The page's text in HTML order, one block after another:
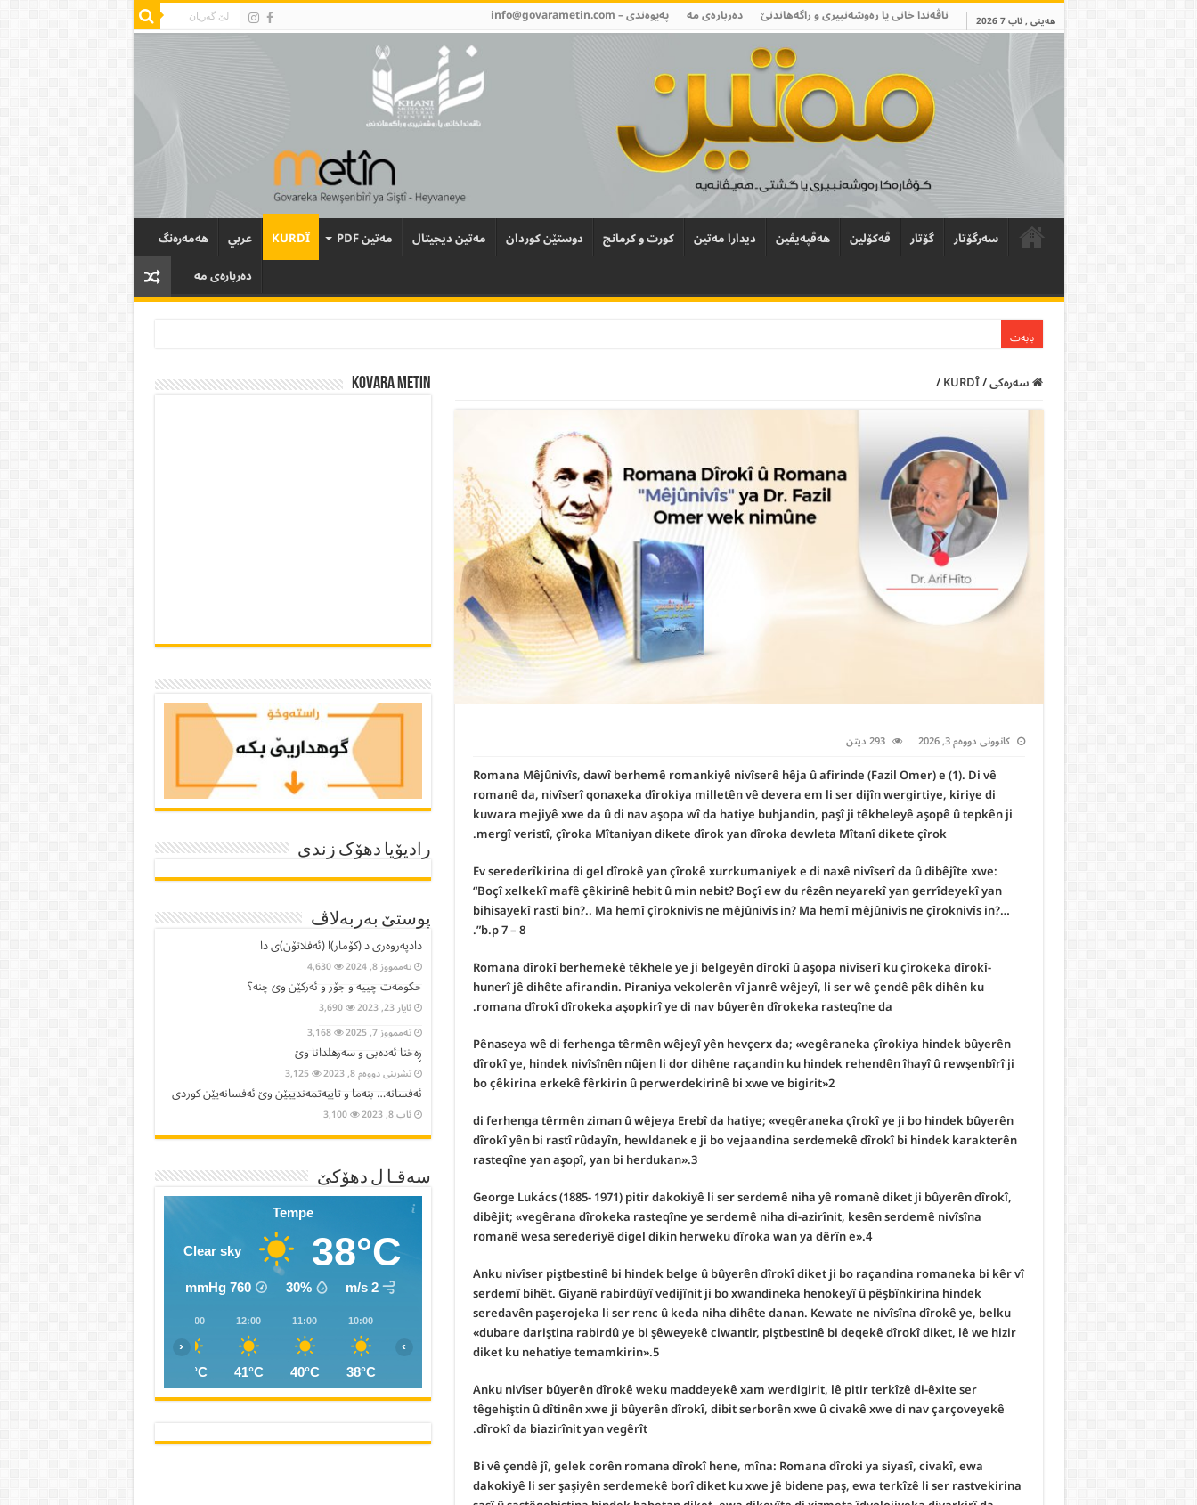
هەینی , ئاب 7 2026 ناڤەندا خانی یا رەوشەنبیری و راگەھاندنێ دەربارەی مە پەیوەندی –info@govarametin.com
سەرگۆتار گۆتار ڤەکۆلین ھەڤپەیڤین دیدارا مەتین کورت و کرمانج دوستێن کوردان مەتین دیجیتال مەتین PDF KURDÎ عربي
هەمەرەنگ
دەربارەی مە
بابەت
سەرەکی/
KURDÎ
/
کانوونی دووەم 3, 2026 293 ديتن
Romana Mêjûnivîs, dawî berhemê romankiyê nivîserê hêja û afirinde (Fazil Omer) e (1). Di vê
romanê da, nivîserî qonaxeka dîrokiya milletên vê devera em li ser dijîn wergirtiye, kiriye di
kuwara mejiyê xwe da û di nav aşopa wî da hatiye buhjandin, paşî ji têkheleyê aşopê û tepkên ji
mergî veristî, çîroka Mîtaniyan dikete dîrok yan dîroka dewleta Mîtanî dikete çîrok.
Ev serederîkirina di gel dîrokê yan çîrokê xurrkumaniyek e di naxê nivîserî da û dibêjîte xwe:
“Boçî xelkekî mafê çêkirinê hebit û min nebit? Boçî ew du rêzên neyarekî yan gerrîdeyekî yan
bihisayekî rastî bin?.. Ma hemî çîroknivîs ne mêjûnivîs in? Ma hemî mêjûnivîs ne çîroknivîs in?…
b.p 7 – 8”.
Romana dîrokî berhemekê têkhele ye ji belgeyên dîrokî û aşopa nivîserî ku çîrokeka dîrokî-
hunerî jê dihête afirandin. Piraniya vekolerên vî janrê wêjeyî, li ser wê çendê pêk dihên ku
romana dîrokî dîrokeka aşopkirî ye di nav bûyerên dîrokeka rasteqîne da.
Pênaseya wê di ferhenga têrmên wêjeyî yên hevçerx da; «vegêraneka çîrokiya hindek bûyerên
dîrokî ye, hindek nivîsînên nûjen li dor dihêne raçandin ku hindek rehendên îhayî û rewşenbîrî ji
bo çêkirina erkekê fêrkirin û perwerdekirinê bi xwe ve bigirit»2
di ferhenga têrmên ziman û wêjeya Erebî da hatiye; «vegêraneka çîrokî ye ji bo hindek bûyerên
dîrokî yên bi rastî rûdayîn, hewldanek e ji bo vejaandina serdemekê dîrokî bi hindek karakterên
rasteqîne yan aşopî, yan bi herdukan».3
George Lukács (1885- 1971) pitir dakokiyê li ser serdemê niha yê romanê diket ji bûyerên dîrokî,
dibêjit; «vegêrana dîrokeka rasteqîne ye serdemê niha di-azirînit, kesên serdemê nivîsîna
romanê wesa serederiyê digel dikin herweku dîroka wan ya dêrîn e».4
Anku nivîser piştbestinê bi hindek belge û bûyerên dîrokî diket ji bo raçandina romaneka bi kêr vî
serdemî bihêt. Giyanê rabirdûyî vedijînit ji bo xwandineka henokeyî û pêşbînkirina hindek
seredavên paşerojeka li ser renc û keda niha dihête danan. Kewate ne nivîsîna dîrokê ye, belku
«dubare dariştina rabirdû ye bi şêweyekê ciwantir, piştbestinê bi deqekê dîrokî diket, lê we hizir
diket ku nehatiye temamkirin».5
Anku nivîser bûyerên dîrokê weku maddeyekê xam werdigirit, lê pitir terkîzê di-êxite ser
têgehiştin û dîtinên xwe ji bûyerên dîrokî, dibit serborên xwe û civakê xwe di nav çarçoveyekê
dîrokî da biazirînit yan vegêrît.
Bi vê çendê jî, gelek corên romana dîrokî hene, mîna: Romana dîroki ya siyasî, civakî, ewa
dakokiyê li ser şaşiyên serdemekê borî diket ku xwe jê bidene paş, ewa terkîzê li ser rastvekirina
Kovara Metin
رادیۆیا دھۆک زندی
پوستێ بەربەلاڤ
دادپەروەری د (کۆمار)ا (ئەفلاتۆن)ی دا
تەممووز 8, 2024 4,630
حکومەت چییە و جۆر و ئەرکێن وێ چنە؟
ئایار 23, 2023
3,690
تەممووز 7, 2025
3,168
ڕەخنا ئەدەبی و سەرهلدانا وێ
تشرینی دووەم 8, 2023 3,125
ئەفسانە… بنەما و تایبەتمەندییێن وێ ئەفسانەیێن كوردی
ئاب 8, 2023 3,100
سەقـا ل دھۆکێ
Tempe
38°C
Clear sky
2 m/s
30%
760
mmHg
10:00
38°C
11:00
40°C
12:00
41°C
13:00
42°C
‹ ›